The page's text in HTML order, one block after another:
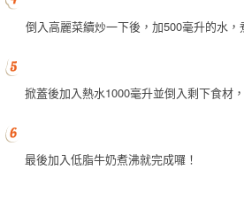
倒入高麗菜續炒一下後，加500毫升的水，
掀蓋後加入熱水1000毫升並倒入剩下食材
最後加入低脂牛奶煮沸就完成囉！